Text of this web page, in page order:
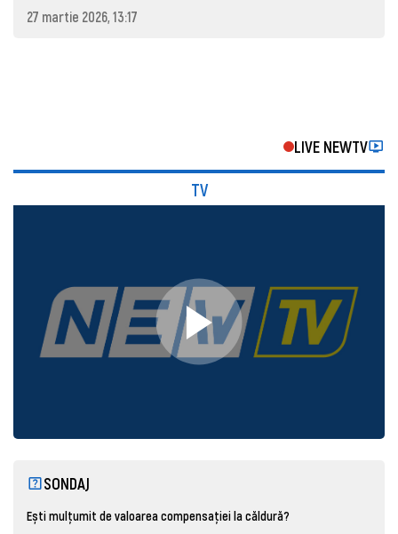
27 martie 2026, 13:17
LIVE NEWTV
TV
SONDAJ
Ești mulțumit de valoarea compensației la căldură?